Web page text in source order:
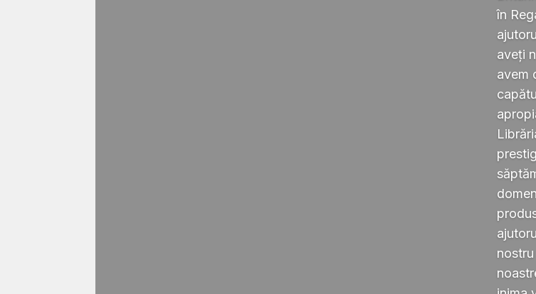
în
aveți
avem